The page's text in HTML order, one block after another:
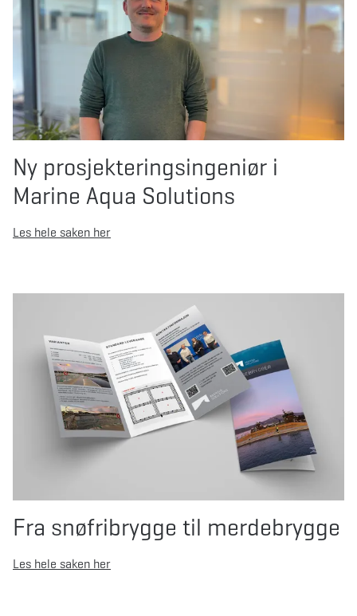
Ny prosjekteringsingeniør i
Marine Aqua Solutions
Les hele saken her
Fra snøfribrygge til merdebrygge
Les hele saken her